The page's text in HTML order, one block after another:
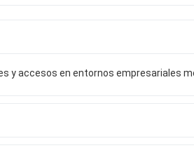
y accesos en entornos empresariales